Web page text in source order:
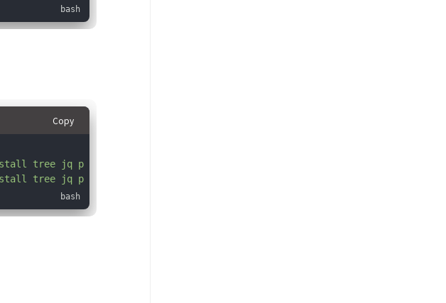
Copy
tree jq psmisc lsof wget bridge-utils tcpdump htop git nano -y'
tree jq psmisc lsof wget bridge-utils tcpdump htop -y'